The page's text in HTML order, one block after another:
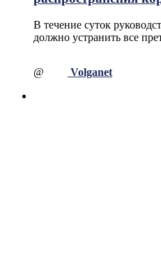
В течение суток
должно устранить все
@ Volganet